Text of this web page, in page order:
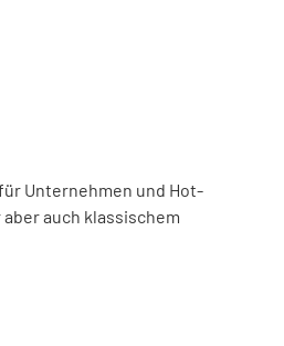
Unternehmen und Hot-
auch klassischem